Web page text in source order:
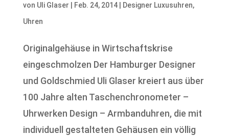
von Uli Glaser Feb. 24, 2014| Designer Luxusuhren,
Uhren
Originalgehäuse in Wirtschaftskrise
eingeschmolzen Der Hamburger Designer
und Goldschmied Uli Glaser kreiert aus über
100 Jahre alten Taschenchronometer –
Uhrwerken Design – Armbanduhren, die mit
individuell gestalteten Gehäusen ein völlig